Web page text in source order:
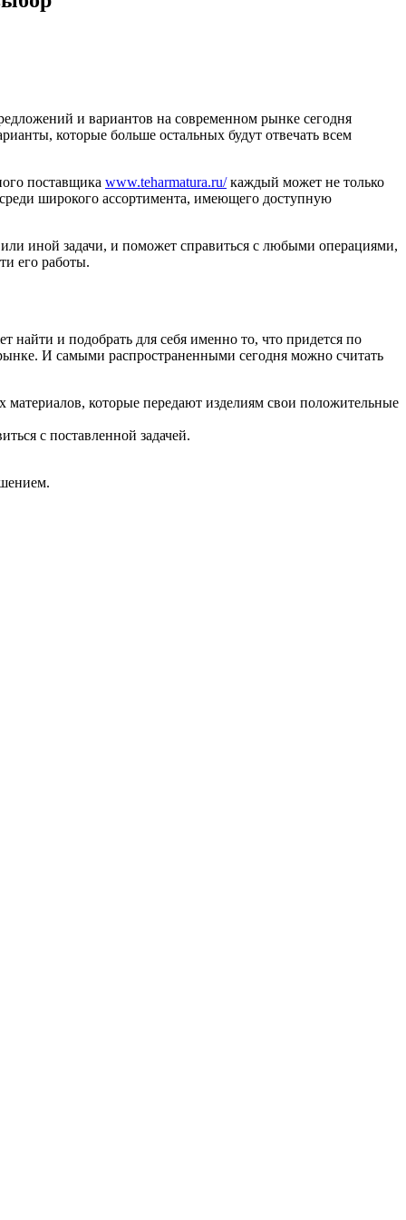
и вариантов на современном рынке сегодня
которые больше остальных будут отвечать всем
поставщика www.teharmatura.ru/каждый может не только
широкого ассортимента, имеющего доступную
иной задачи, и поможет справиться с любыми операциями,
его работы.
найти и подобрать для себя именно то, что придется по
И самыми распространенными сегодня можно считать
которые передают изделиям свои положительные
с поставленной задачей.